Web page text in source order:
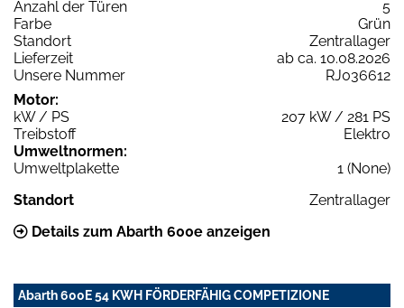
Anzahl der Türen
5
Farbe
Grün
Standort
Zentrallager
Lieferzeit
ab ca. 10.08.2026
Unsere Nummer
RJ036612
Motor:
kW / PS
207 kW / 281 PS
Treibstoff
Elektro
Umweltnormen:
Umweltplakette
1 (None)
Standort
Zentrallager
Details zum Abarth 600e anzeigen
Abarth 600E 54 KWH FÖRDERFÄHIG COMPETIZIONE